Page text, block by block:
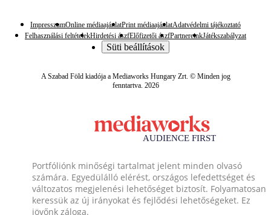
ImpresszumOnline médiaajánlatPrint médiaajánlatAdatvédelmi tájékoztató
Felhasználási feltételekHirdetési ászfElőfizetői ászfPartnereinkJátékszabályzat
Süti beállítások
A Szabad Föld kiadója a Mediaworks Hungary Zrt. © Minden jog
fenntartva. 2026
Portfóliónk minőségi tartalmat jelent minden olvasó
számára. Egyedülálló elérést, országos lefedettséget és
változatos megjelenési lehetőséget biztosít. Folyamatosan
keressük az új irányokat és fejlődési lehetőségeket. Ez
jövőnk záloga.